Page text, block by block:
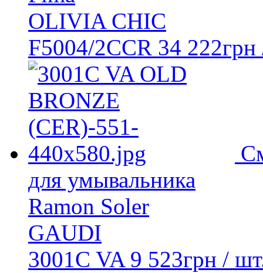
OLIVIA CHIC
F5004/2CCR 34 222грн
для умывальника
Ramon Soler
GAUDI
3001C VA 9 523грн /